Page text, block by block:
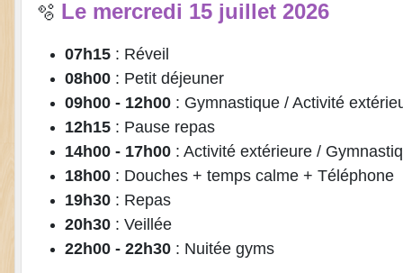
🫧 Le mercredi 15 juillet 2026
07h15 : Réveil
08h00 : Petit déjeuner
09h00 - 12h00 : Gymnastique / Activité
12h15 : Pause repas
14h00 - 17h00 : Activité extérieure /
18h00 : Douches + temps calme + Téléphone
19h30 : Repas
20h30 : Veillée
22h00 - 22h30 : Nuitée gyms